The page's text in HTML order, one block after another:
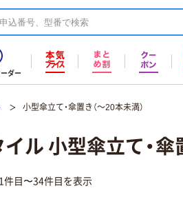
ダー
小型傘立て・傘置き（～20本未満）
ル 小型傘立て・傘
1件目〜34件目を表示